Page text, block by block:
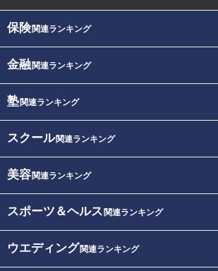
保険関連ランキング
金融関連ランキング
塾関連ランキング
スクール関連ランキング
美容関連ランキング
スポーツ＆ヘルス 関連ランキング
ウエディング関連ランキング